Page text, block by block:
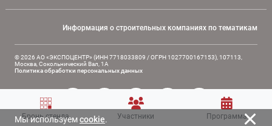
Информация о строительных компаниях по тематикам
© 2026 АО «ЭКСПОЦЕНТР» (ИНН 7718033809 / ОГРН 1027700167153), 107113,
Москва, Сокольнический Вал, 1А
Политика обработки персональных данных
Бронь стенда Участники Программа
Мы используемcookie.